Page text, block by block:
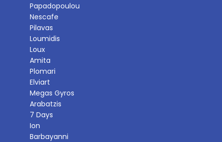
Papadopoulou
Nescafe
Pilavas
Loumidis
Loux
Amita
Plomari
Elviart
Megas Gyros
Arabatzis
7 Days
Ion
Barbayanni